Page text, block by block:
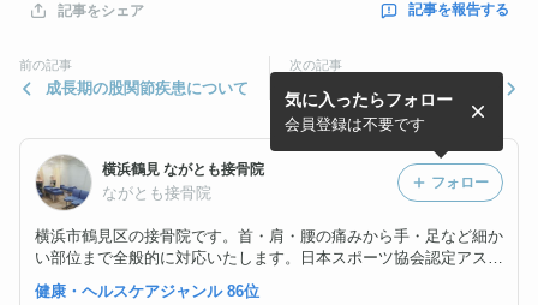
記事をシェア 記事を報告する
前の記事
成長期の股関節疾患について
次の記事
外反母趾について当院ででき
ること その③
横浜鶴見 ながとも接骨院
ながとも接骨院
横浜市鶴見区の接骨院です。首・肩・腰の痛みから手・足など細か
い部位まで全般的に対応いたします。日本スポーツ協会認定アスレ
ティックトレーナー資格を保有していますので、スポーツ選手のケ
アもお任せください！
気に入ったらフォロー
会員登録は不要です
フォロー
健康・ヘルスケアジャンル 86位